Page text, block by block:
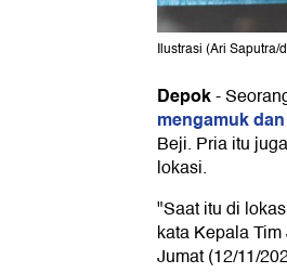
Ilustrasi (Ari Saputra/
Depok-
mengamuk
Beji. Pria itu
lokasi.
"Saat itu di
kata Kepala
Jumat (12/11/